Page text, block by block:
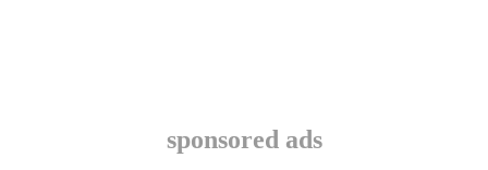
sponsored ads